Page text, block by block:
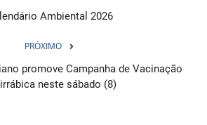
Ambiental 2026
PRÓXIMO
promove Campanha de Vacinação
neste sábado (8)